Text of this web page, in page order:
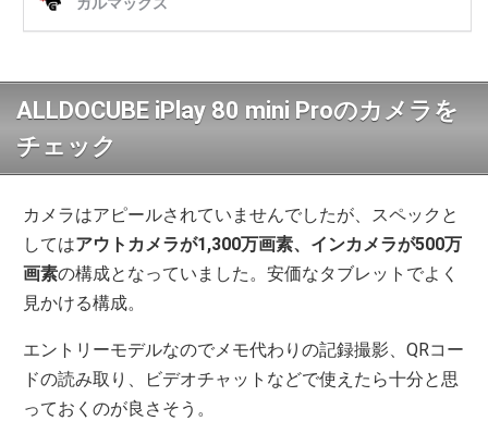
ALLDOCUBE iPlay 80 mini Proのカメラを
チェック
カメラはアピールされていませんでしたが、スペックと
してはアウトカメラが1,300万画素、インカメラが500万
画素の構成となっていました。安価なタブレットでよく
見かける構成。
エントリーモデルなのでメモ代わりの記録撮影、QRコー
ドの読み取り、ビデオチャットなどで使えたら十分と思
っておくのが良さそう。